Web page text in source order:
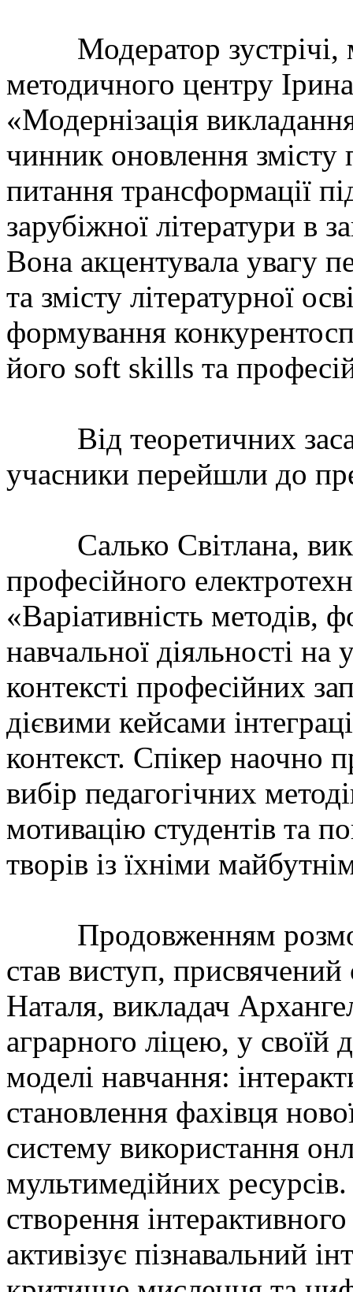
Модератор зустрічі,
методичного центру
«Модернізація
чинник оновлення змісту
питання трансформації
зарубіжної літератури в
Вона акцентувала увагу
та змісту літературної
формування
його soft skills та
Від теоретичних засад
учасники перейшли до
Салько Світлана,
професійного
«Варіативність методів,
навчальної діяльності на
контексті професійних
дієвими кейсами
контекст. Спікер наочно
вибір педагогічних
мотивацію студентів та
творів із їхніми
Продовженням
став виступ,
Наталя, викладач
аграрного ліцею, у своїй
моделі навчання:
становлення фахівця
систему використання
мультимедійних
створення
активізує пізнавальний